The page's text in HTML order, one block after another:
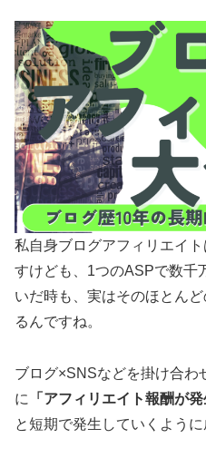
私自身ブログアフィリエイ
すけども、1つのASPで数千
いだ時も、実はそのほとん
るんですね。
ブログ×SNSなどを掛け合わ
に
「アフィリエイト報酬が発
と短期で発生していくように